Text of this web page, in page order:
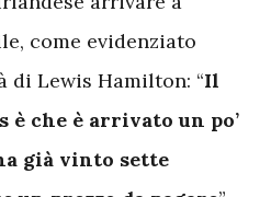
come evidenziato
di Lewis Hamilton: “Il
è che è arrivato un po’
già vinto sette